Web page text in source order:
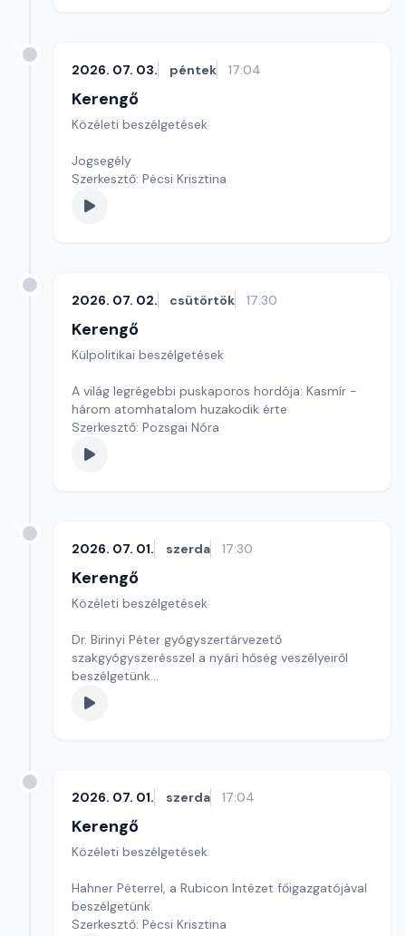
2026. 07. 03. péntek 17:04
Kerengő
Közéleti beszélgetések
Jogsegély
Szerkesztő: Pécsi Krisztina
2026. 07. 02. csütörtök 17:30
Kerengő
Külpolitikai beszélgetések
A világ legrégebbi puskaporos hordója: Kasmír -
három atomhatalom huzakodik érte
Szerkesztő: Pozsgai Nóra
2026. 07. 01. szerda 17:30
Kerengő
Közéleti beszélgetések
Dr. Birinyi Péter gyógyszertárvezető
szakgyógyszerésszel a nyári hőség veszélyeiről
beszélgetünk
Szerkesztő: Sallai Éva
2026. 07. 01. szerda 17:04
Kerengő
Közéleti beszélgetések
Hahner Péterrel, a Rubicon Intézet főigazgatójával
beszélgetünk.
Szerkesztő: Pécsi Krisztina